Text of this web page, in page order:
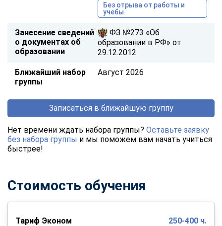
Без отрыва от работы и
учебы
Занесение сведений
о документах об
образовании
ФЗ №273 «Об
образовании в РФ» от
29.12.2012
Ближайший набор
группы
Август 2026
Записаться в ближайшую группу
Нет времени ждать набора группы? Оставьте заявку
без набора группы и мы поможем вам начать учиться
быстрее!
Стоимость обучения
Тариф Эконом 250-400 ч.